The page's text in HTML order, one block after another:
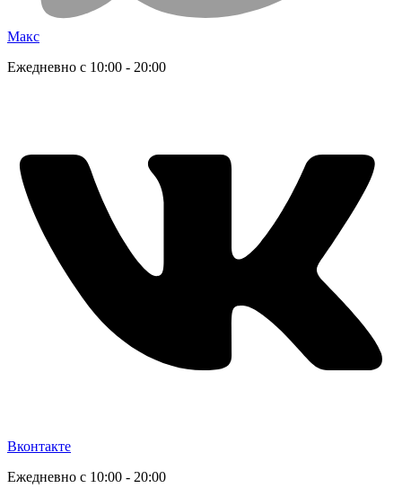
Макс
Ежедневно с 10:00 - 20:00
Вконтакте
Ежедневно с 10:00 - 20:00